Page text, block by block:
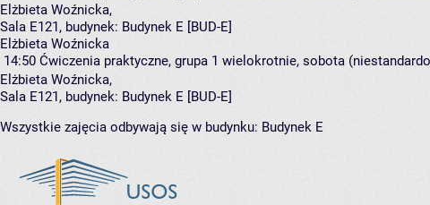
Elżbieta Woźnicka,
Sala E121, budynek: Budynek E [BUD-E]
Elżbieta Woźnicka
14:50 Ćwiczenia praktyczne, grupa 1 wielokrotnie, sobota
Elżbieta Woźnicka,
Sala E121, budynek: Budynek E [BUD-E]
Wszystkie zajęcia odbywają się w budynku: Budynek E